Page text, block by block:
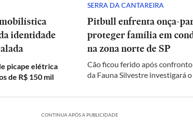
identidade
picape elétrica
de R$ 150 mil
SERRA DA CANTAREIRA
Pitbull enfrenta onça-
proteger família em
na zona norte de SP
Cão ficou ferido após
da Fauna Silvestre investigará o
CONTINUA APÓS A PUBLICIDADE